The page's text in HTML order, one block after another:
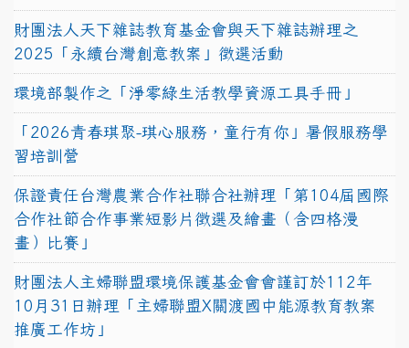
財團法人天下雜誌教育基金會與天下雜誌辦理之
2025「永續台灣創意教案」徵選活動
環境部製作之「淨零綠生活教學資源工具手冊」
「2026青春琪聚-琪心服務，童行有你」暑假服務學
習培訓營
保證責任台灣農業合作社聯合社辦理「第104屆國際
合作社節合作事業短影片徵選及繪畫（含四格漫
畫）比賽」
財團法人主婦聯盟環境保護基金會會謹訂於112年
10月31日辦理「主婦聯盟X關渡國中能源教育教案
推廣工作坊」